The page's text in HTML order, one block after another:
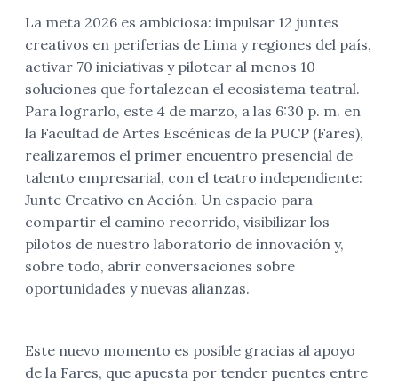
La meta 2026 es ambiciosa: impulsar 12 juntes
creativos en periferias de Lima y regiones del país,
activar 70 iniciativas y pilotear al menos 10
soluciones que fortalezcan el ecosistema teatral.
Para lograrlo, este 4 de marzo, a las 6:30 p. m. en
la Facultad de Artes Escénicas de la PUCP (Fares),
realizaremos el primer encuentro presencial de
talento empresarial, con el teatro independiente:
Junte Creativo en Acción. Un espacio para
compartir el camino recorrido, visibilizar los
pilotos de nuestro laboratorio de innovación y,
sobre todo, abrir conversaciones sobre
oportunidades y nuevas alianzas.
Este nuevo momento es posible gracias al apoyo
de la Fares, que apuesta por tender puentes entre